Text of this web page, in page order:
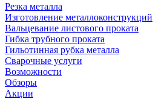
Резка металла
Изготовление металлоконструкций
Вальцевание листового проката
Гибка трубного проката
Гильотинная рубка металла
Сварочные услуги
Возможности
Обзоры
Акции